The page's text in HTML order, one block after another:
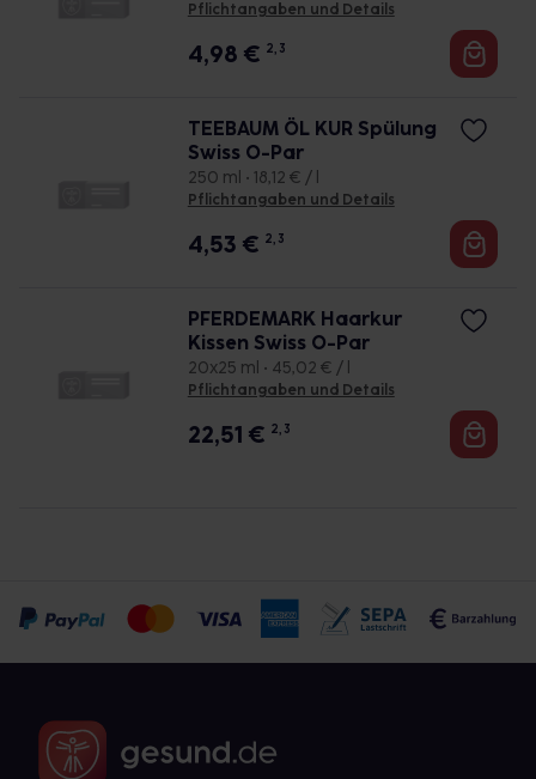
Pflichtangaben und Details
4,98 € 2, 3
TEEBAUM ÖL KUR Spülung
Swiss O-Par
250 ml • 18,12 € / l
Pflichtangaben und Details
4,53 € 2, 3
PFERDEMARK Haarkur
Kissen Swiss O-Par
20x25 ml • 45,02 € / l
Pflichtangaben und Details
22,51 € 2, 3